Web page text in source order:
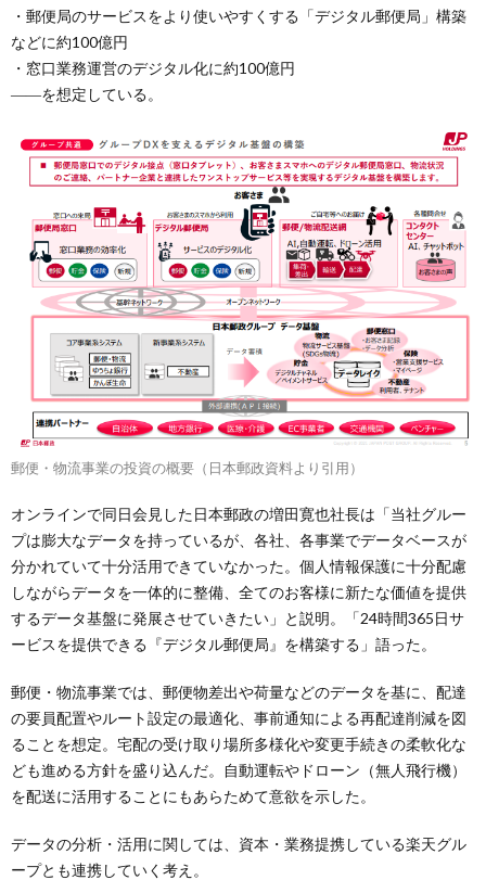
・郵便局のサービスをより使いやすくする「デジタル郵便局」構築
などに約100億円
・窓口業務運営のデジタル化に約100億円
――を想定している。
郵便・物流事業の投資の概要（日本郵政資料より引用）
オンラインで同日会見した日本郵政の増田寛也社長は「当社グルー
プは膨大なデータを持っているが、各社、各事業でデータベースが
分かれていて十分活用できていなかった。個人情報保護に十分配慮
しながらデータを一体的に整備、全てのお客様に新たな価値を提供
するデータ基盤に発展させていきたい」と説明。「24時間365日サ
ービスを提供できる『デジタル郵便局』を構築する」語った。
郵便・物流事業では、郵便物差出や荷量などのデータを基に、配達
の要員配置やルート設定の最適化、事前通知による再配達削減を図
ることを想定。宅配の受け取り場所多様化や変更手続きの柔軟化な
ども進める方針を盛り込んだ。自動運転やドローン（無人飛行機）
を配送に活用することにもあらためて意欲を示した。
データの分析・活用に関しては、資本・業務提携している楽天グル
ープとも連携していく考え。